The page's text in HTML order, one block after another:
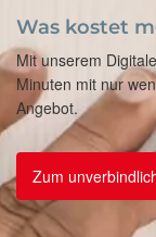
Was kostet
Mit unserem
Minuten mit nur
Angebot.
Zum